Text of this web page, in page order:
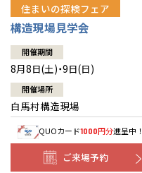
住まいの探検フェア
構造現場見学会
開催期間
8月8日(土)・9日(日)
開催場所
白馬村構造現場
QUOカード1000円分進呈中！
ご来場予約